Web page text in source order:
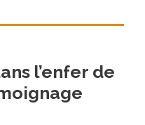
l’enfer de